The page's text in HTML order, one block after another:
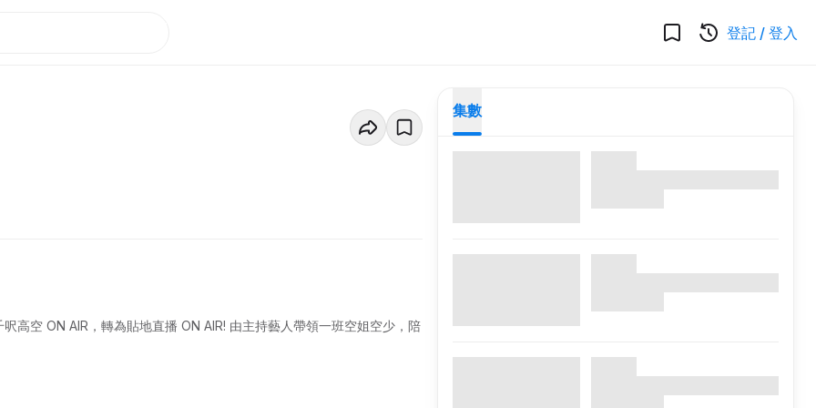
登記 / 登入
高空 ON AIR，轉為貼地直播 ON AIR! 由主持藝人帶領一班空姐空少，陪
集數